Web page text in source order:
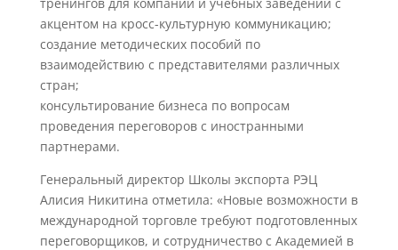
акцентом на кросс-культурную коммуникацию;
создание методических пособий по
взаимодействию с представителями различных
стран;
консультирование бизнеса по вопросам
проведения переговоров с иностранными
партнерами.
Генеральный директор Школы экспорта РЭЦ
Алисия Никитина отметила: «Новые возможности в
международной торговле требуют подготовленных
переговорщиков, и сотрудничество с Академией в